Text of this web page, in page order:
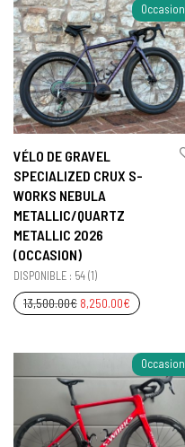
Occasion
VÉLO DE GRAVEL
SPECIALIZED CRUX S-
WORKS NEBULA
METALLIC/QUARTZ
METALLIC 2026
(OCCASION)
DISPONIBLE : 54 (1)
13,500.00€ 8,250.00€
Occasion